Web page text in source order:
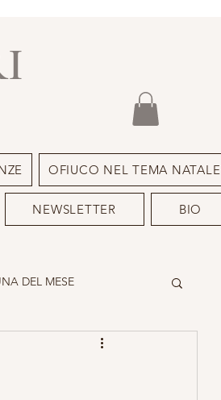
OFIUCO NEL TEMA NATALE
NEWSLETTER BIO
DEL MESE
DEIMON ISPIRATORE